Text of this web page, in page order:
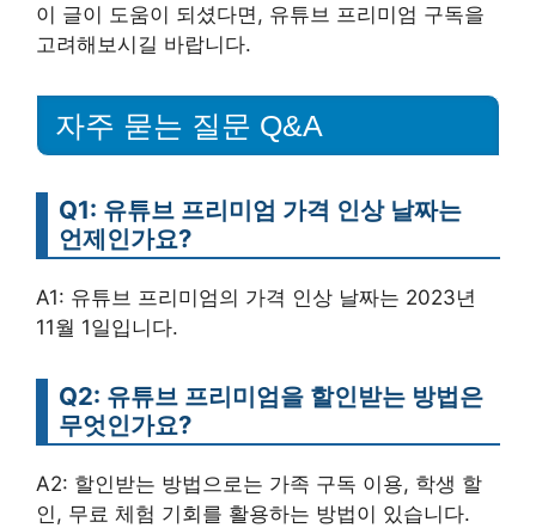
이 글이 도움이 되셨다면, 유튜브 프리미엄 구독을
고려해보시길 바랍니다.
자주 묻는 질문 Q&A
Q1: 유튜브 프리미엄 가격 인상 날짜는
언제인가요?
A1: 유튜브 프리미엄의 가격 인상 날짜는 2023년
11월 1일입니다.
Q2: 유튜브 프리미엄을 할인받는 방법은
무엇인가요?
A2: 할인받는 방법으로는 가족 구독 이용, 학생 할
인, 무료 체험 기회를 활용하는 방법이 있습니다.